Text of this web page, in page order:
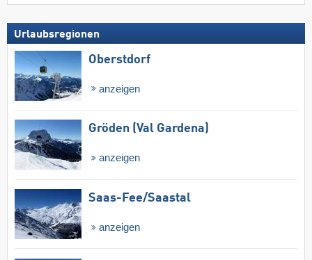
Urlaubsregionen
Oberstdorf
anzeigen
Gröden (Val Gardena)
anzeigen
Saas-Fee/​Saastal
anzeigen